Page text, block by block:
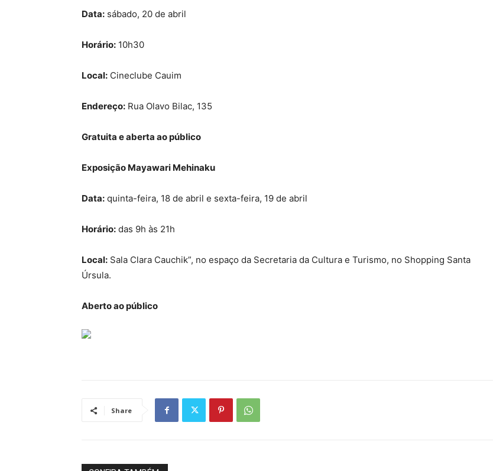
Data: sábado, 20 de abril
Horário: 10h30
Local: Cineclube Cauim
Endereço: Rua Olavo Bilac, 135
Gratuita e aberta ao público
Exposição Mayawari Mehinaku
Data: quinta-feira, 18 de abril e sexta-feira, 19 de abril
Horário: das 9h às 21h
Local: Sala Clara Cauchik”, no espaço da Secretaria da Cultura e Turismo, no Shopping Santa
Úrsula.
Aberto ao público
Share